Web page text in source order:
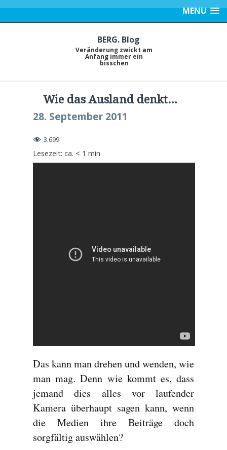
MENU
BERG. Blog
Veränderung zwickt am
Anfang immer ein
bisschen
Wie das Ausland denkt…
28. September 2011
3.699
Lesezeit: ca. < 1 min
Das kann man drehen und wenden, wie
man mag. Denn wie kommt es, dass
jemand dies alles vor laufender
Kamera überhaupt sagen kann, wenn
die Medien ihre Beiträge doch
sorgfältig auswählen?